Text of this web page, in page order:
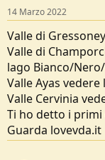
14 Marzo 2022
Valle di
Valle di
lago Bianco/
Valle Ayas vedere
Valle Cervinia
Ti ho detto i
Guarda lovevda.it